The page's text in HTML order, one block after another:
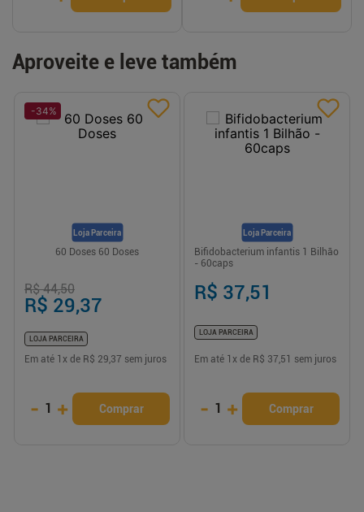
Aproveite e leve também
Loja Parceira
-34%
60 Doses 60 Doses
R$ 44,50
R$ 29,37
LOJA PARCEIRA
Em até 1 x de R$ 29,37 sem juros
- 1 + Comprar
Loja Parceira
Bifidobacterium infantis 1 Bilhão
- 60caps
R$ 37,51
LOJA PARCEIRA
Em até 1 x de R$ 37,51 sem juros
- 1 + Comprar